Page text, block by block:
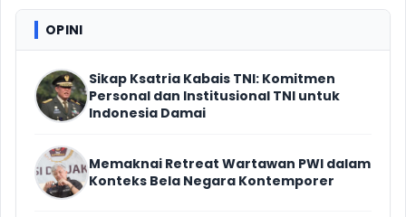
OPINI
Sikap Ksatria Kabais TNI: Komitmen
Personal dan Institusional TNI untuk
Indonesia Damai
Memaknai Retreat Wartawan PWI dalam
Konteks Bela Negara Kontemporer